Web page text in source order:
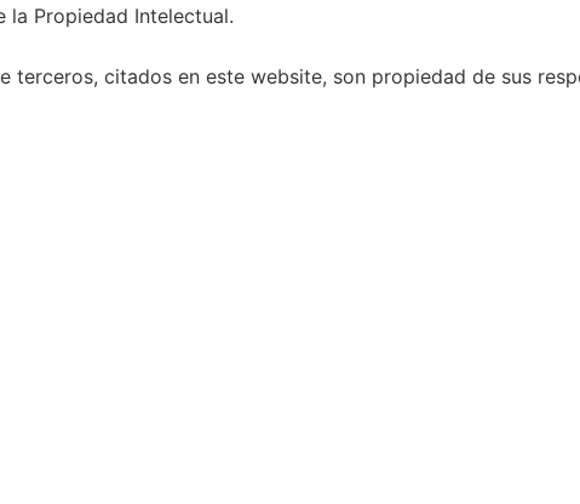
la Propiedad Intelectual.
terceros, citados en este website, son propiedad de sus